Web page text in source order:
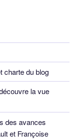
charte du blog
la vue
des avances
et Françoise